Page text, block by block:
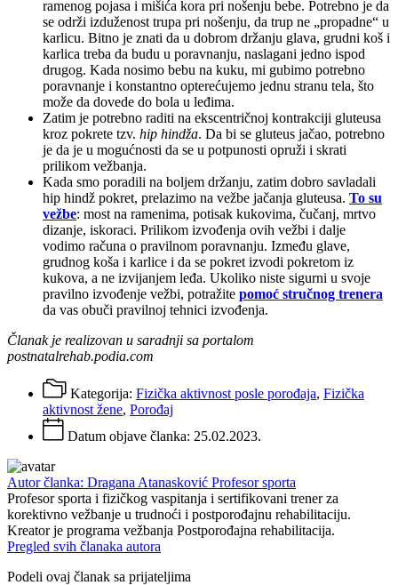
ramenog pojasa i mišića kora pri nošenju bebe. Potrebno je da
se održi izduženost trupa pri nošenju, da trup ne „propadne“ u
karlicu. Bitno je znati da u dobrom držanju glava, grudni koš i
karlica treba da budu u poravnanju, naslagani jedno ispod
drugog. Kada nosimo bebu na kuku, mi gubimo potrebno
poravnanje i konstantno opterećujemo jednu stranu tela, što
može da dovede do bola u leđima.
Zatim je potrebno raditi na ekscentričnoj kontrakciji gluteusa
kroz pokrete tzv. hip hindža. Da bi se gluteus jačao, potrebno
je da je u mogućnosti da se u potpunosti opruži i skrati
prilikom vežbanja.
Kada smo poradili na boljem držanju, zatim dobro savladali
hip hindž pokret, prelazimo na vežbe jačanja gluteusa. To su
vežbe: most na ramenima, potisak kukovima, čučanj, mrtvo
dizanje, iskoraci. Prilikom izvođenja ovih vežbi i dalje
vodimo računa o pravilnom poravnanju. Između glave,
grudnog koša i karlice i da se pokret izvodi pokretom iz
kukova, a ne izvijanjem leđa. Ukoliko niste sigurni u svoje
pravilno izvođenje vežbi, potražite pomoć stručnog trenera
da vas obuči pravilnoj tehnici izvođenja.
Članak je realizovan u saradnji sa portalom
postnatalrehab.podia.com
Kategorija: Fizička aktivnost posle porođaja, Fizička
aktivnost žene, Porođaj
Datum objave članka: 25.02.2023.
Autor članka: Dragana Atanasković Profesor sporta
Profesor sporta i fizičkog vaspitanja i sertifikovani trener za
korektivno vežbanje u trudnoći i postporođajnu rehabilitaciju.
Kreator je programa vežbanja Postporođajna rehabilitacija.
Pregled svih članaka autora
Podeli ovaj članak sa prijateljima